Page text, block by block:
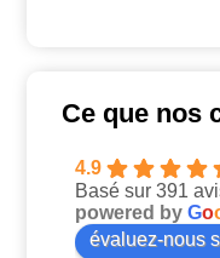
Ce que nos
4.9
Basé sur 391
powered byGo
évaluez-nous